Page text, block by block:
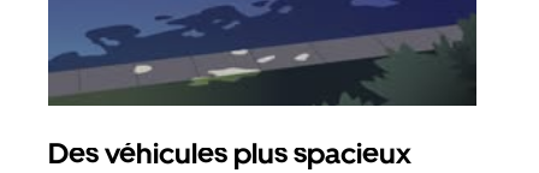
Des véhicules plus spacieux